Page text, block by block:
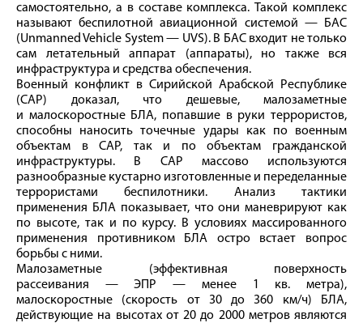
самостоятельно, а в составе комплекса. Такой комплекс
называют беспилотной авиационной системой — БАС
(Unmanned Vehicle System — UVS). В БАС входит не только
сам летательный аппарат (аппараты), но также вся
инфраструктура и средства обеспечения.
Военный конфликт в Сирийской Арабской Республике
(САР) доказал, что дешевые, малозаметные
и малоскоростные БЛА, попавшие в руки террористов,
способны наносить точечные удары как по военным
объектам в САР, так и по объектам гражданской
инфраструктуры. В САР массово используются
разнообразные кустарно изготовленные и переделанные
террористами беспилотники. Анализ тактики
применения БЛА показывает, что они маневрируют как
по высоте, так и по курсу. В условиях массированного
применения противником БЛА остро встает вопрос
борьбы с ними.
Малозаметные (эффективная поверхность
рассеивания — ЭПР — менее 1 кв. метра),
малоскоростные (скорость от 30 до 360 км/ч) БЛА,
действующие на высотах от 20 до 2000 метров являются